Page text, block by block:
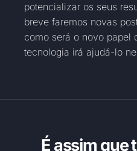
potencializar os seus
breve faremos novas
como será o novo papel
tecnologia irá ajudá-lo
É assim que